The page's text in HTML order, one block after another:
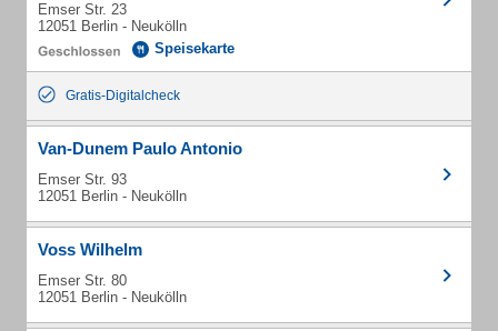
Emser Str. 23
12051 Berlin - Neukölln
Speisekarte
Gratis-Digitalcheck
Van-Dunem Paulo Antonio
Emser Str. 93
12051 Berlin - Neukölln
Voss Wilhelm
Emser Str. 80
12051 Berlin - Neukölln